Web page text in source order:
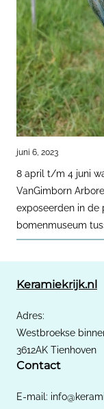
juni 6, 2023
8 april t/m 4 juni
VanGimborn
exposeerden in de
bomenmuseum
Keramiekrijk.nl
Adres:
Westbroekse
3612AK Tienhoven
Contact
​E-mail: